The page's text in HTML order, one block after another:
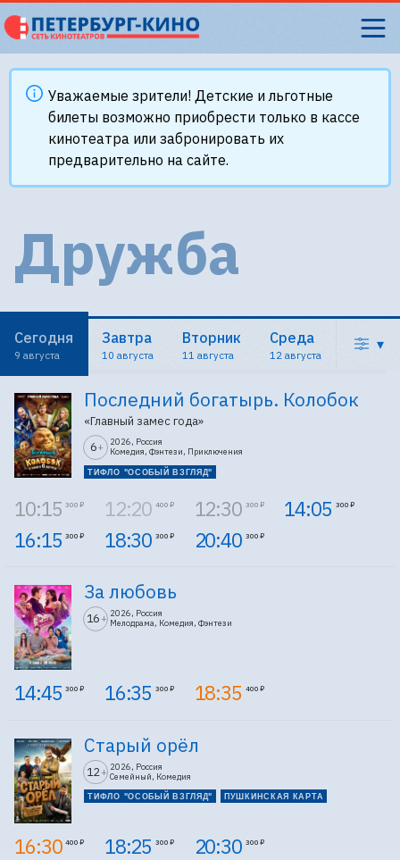
Уважаемые зрители! Детские и льготные
билеты возможно приобрести только в кассе
кинотеатра или забронировать их
предварительно на сайте.
Дружба
Сегодня
9 августа
Завтра
10 августа
Вторник
11 августа
Среда
12 августа
▾
Последний богатырь. Колобок
«Главный замес года»
6+
2026, Россия
Комедия, Фэнтези, Приключения
ТИФЛО "ОСОБЫЙ ВЗГЛЯД"
10:15 300 ₽ 12:20 400 ₽ 12:30 300 ₽ 14:05 300 ₽
16:15 300 ₽ 18:30 300 ₽ 20:40 300 ₽
За любовь
16 + 2026, Россия
Мелодрама, Комедия, Фэнтези
14:45 300 ₽ 16:35 300 ₽ 18:35 400 ₽
Старый орёл
12+ 2026, Россия
Семейный, Комедия
ТИФЛО "ОСОБЫЙ ВЗГЛЯД" ПУШКИНСКАЯ КАРТА
16:30 400 ₽ 18:25 300 ₽ 20:30 300 ₽